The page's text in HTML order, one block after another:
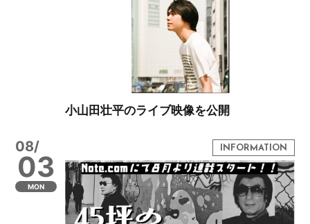
小山田壮平のライブ映像を公開
08/
03
MON